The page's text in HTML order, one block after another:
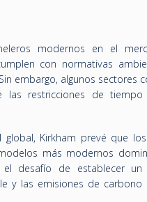
modernos en el
con normativas
embargo, algunos sectores
las restricciones de
Kirkham prevé que
más modernos
desafío de establecer un
y las emisiones de carbono